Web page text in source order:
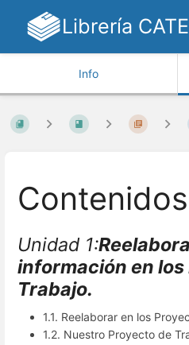
Librería
Info
Contenidos
Unidad 1:
información en
Trabajo.
1.1. Reelaborar en los
1.2. Nuestro Proyecto de